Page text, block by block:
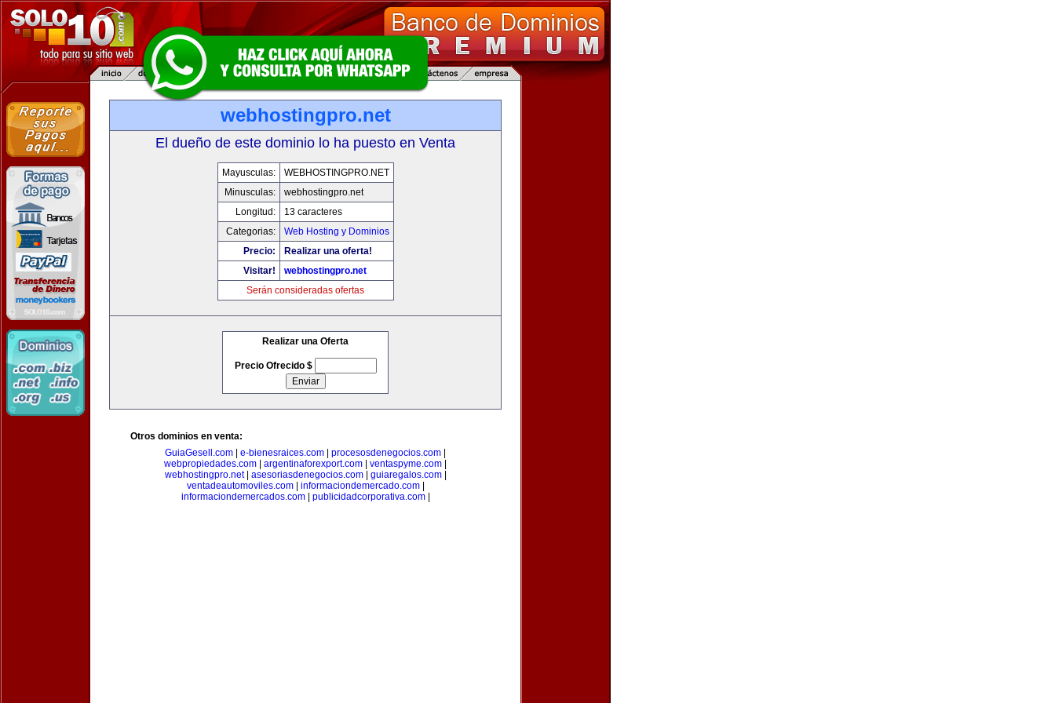
webhostingpro.net
El dueño de este dominio lo ha puesto en Venta
Mayusculas:
WEBHOSTINGPRO.NET
Minusculas:
webhostingpro.net
Longitud:
13 caracteres
Categorias:
Web Hosting y Dominios
Precio:
Realizar una oferta!
Visitar!
webhostingpro.net
Serán consideradas ofertas
Realizar una Oferta
Precio Ofrecido $
Otros dominios en venta:
GuiaGesell.com
e-bienesraices.com procesosdenegocios.com
webpropiedades.com
argentinaforexport.com ventaspyme.com
webhostingpro.net| asesoriasdenegocios.com| guiaregalos.com|
ventadeautomoviles.com| informaciondemercado.com|
informaciondemercados.com| publicidadcorporativa.com|